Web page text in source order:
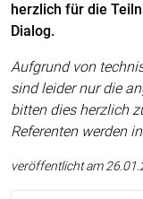
herzlich für die
Dialog.
Aufgrund von
sind leider nur die
bitten dies herzlich
Referenten werden
veröffentlicht am